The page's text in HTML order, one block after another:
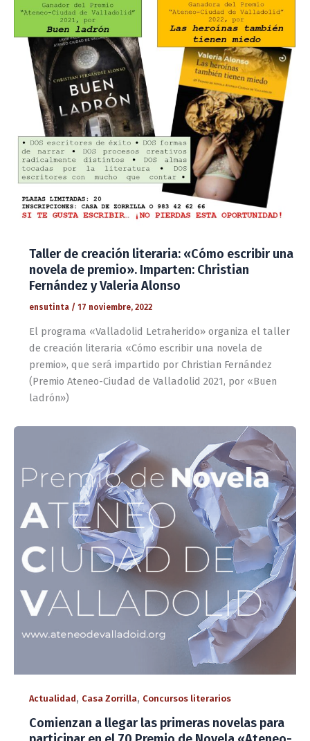
Taller de creación literaria: «Cómo escribir una
novela de premio». Imparten: Christian
Fernández y Valeria Alonso
ensutinta / 17 noviembre, 2022
El programa «Valladolid Letraherido» organiza el taller
de creación literaria «Cómo escribir una novela de
premio», que será impartido por Christian Fernández
(Premio Ateneo-Ciudad de Valladolid 2021, por «Buen
ladrón»)
Actualidad, Casa Zorrilla, Concursos literarios
Comienzan a llegar las primeras novelas para